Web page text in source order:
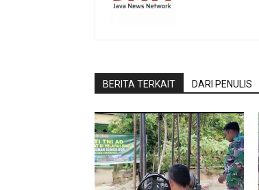
BERITA TERKAIT DARI PENULIS